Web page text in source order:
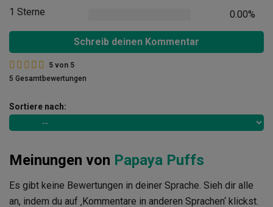
1 Sterne
0.00%
Schreib deinen Kommentar
5 von 5
5 Gesamtbewertungen
Sortiere nach:
Meinungen von Papaya Puffs
Es gibt keine Bewertungen in deiner Sprache. Sieh dir alle
an, indem du auf ‚Kommentare in anderen Sprachen‘ klickst.